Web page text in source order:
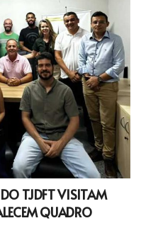
TJDFT VISITAM
QUADRO